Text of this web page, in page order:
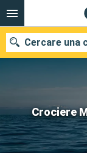
Crociere
Cercare una
Le nostre
Mesi di